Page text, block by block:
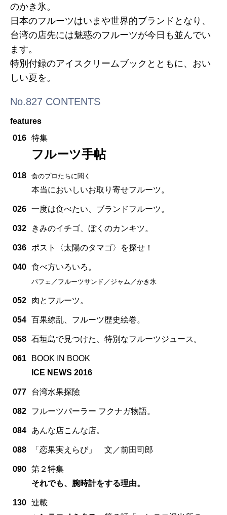
のかき氷。
日本のフルーツはいまや世界的ブランドとなり、
台湾の店先には魅惑のフルーツが今日も並んでい
ます。
特別付録のアイスクリームブックとともに、おい
しい夏を。
No.827 CONTENTS
features
016 特集
フルーツ手帖
018 食のプロたちに聞く
本当においしいお取り寄せフルーツ。
026 一度は食べたい、ブランドフルーツ。
032 きみのイチゴ、ぼくのカンキツ。
036 ポスト〈太陽のタマゴ〉を探せ！
040 食べ方いろいろ。
パフェ／フルーツサンド／ジャム／かき氷
052 肉とフルーツ。
054 百果繚乱、フルーツ歴史絵巻。
058 石垣島で見つけた、特別なフルーツジュース。
061
BOOK IN BOOK
ICE NEWS 2016
077 台湾水果探險
082 フルーツパーラー フクナガ物語。
084 あんな店こんな店。
088 「恋果実えらび」 文／前田司郎
090 第２特集
それでも、腕時計をする理由。
130 連載